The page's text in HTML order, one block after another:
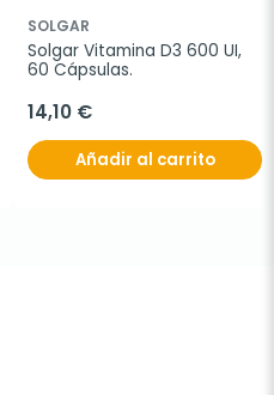
SOLGAR
Solgar Vitamina D3 600 UI,
60 Cápsulas.
14,10 €
Añadir al carrito